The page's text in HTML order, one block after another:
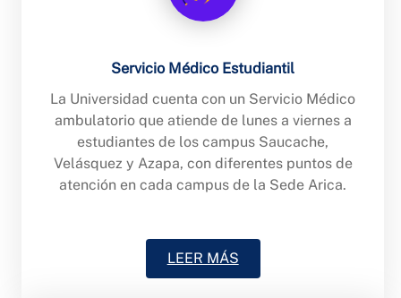
Servicio Médico Estudiantil
La Universidad cuenta con un Servicio Médico
ambulatorio que atiende de lunes a viernes a
estudiantes de los campus Saucache,
Velásquez y Azapa, con diferentes puntos de
atención en cada campus de la Sede Arica.
LEER MÁS